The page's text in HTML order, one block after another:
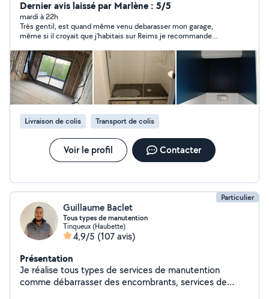
Dernier avis laissé par Marlène : 5/5
mardi à 22h
Très gentil, est quand même venu debarasser mon garage,
même si il croyait que j'habitais sur Reims je recommande
Livraison de colis Transport de colis
Voir le profil Contacter
Particulier
Guillaume Baclet
Tous types de manutention
Tinqueux (Haubette)
4,9/5 (107 avis)
Présentation
Je réalise tous types de services de manutention
comme débarrasser des encombrants, services de